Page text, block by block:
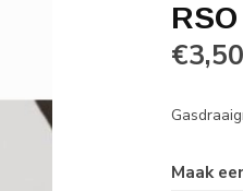
€3,50
Maak